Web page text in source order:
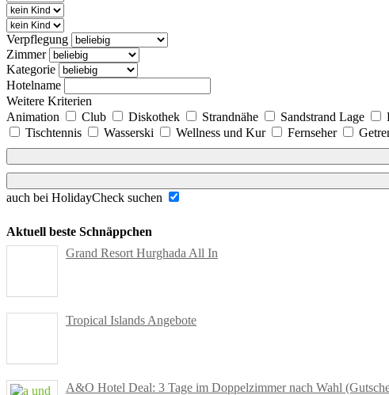
Verpflegung
Zimmer
Kategorie
Hotelname
Weitere Kriterien
Animation
Club Diskothek Strandnähe Sandstrand Lage
Tischtennis
Wasserski Wellness und Kur Fernseher
auch bei HolidayCheck suchen
Aktuell beste Schnäppchen
Grand Resort Hurghada All In
Tropical Islands Angebote
A&O Hotel Deal: 3 Tage im Doppelzimmer nach Wahl